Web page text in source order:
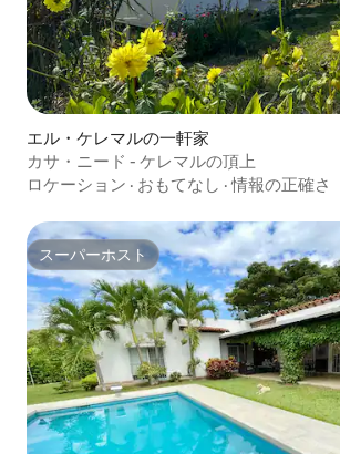
エル・ケレマルの一軒家
カサ・ニード - ケレマルの頂上
ロケーション · おもてなし ·情報の正確さ
スーパーホスト
スーパーホスト